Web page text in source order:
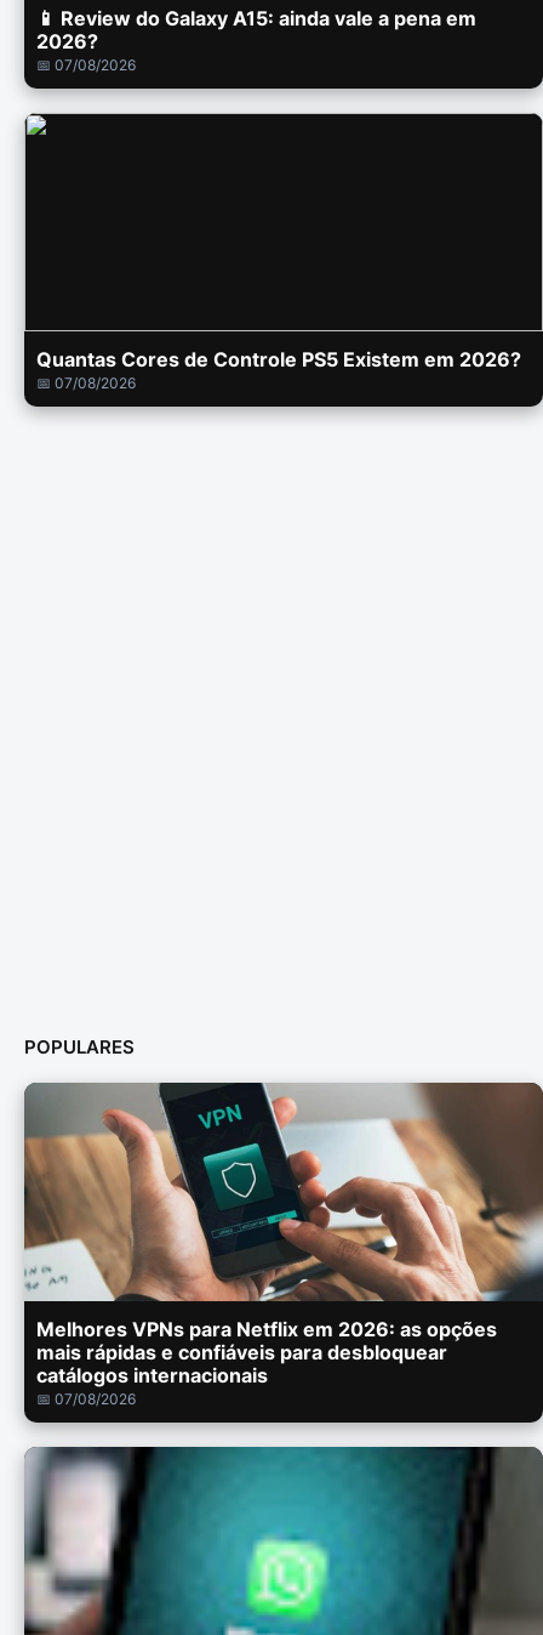
📱 Review do Galaxy A15: ainda vale a pena em
2026?
📅 07/08/2026
Quantas Cores de Controle PS5 Existem em 2026?
📅 07/08/2026
POPULARES
Melhores VPNs para Netflix em 2026: as opções
mais rápidas e confiáveis para desbloquear
catálogos internacionais
📅 07/08/2026